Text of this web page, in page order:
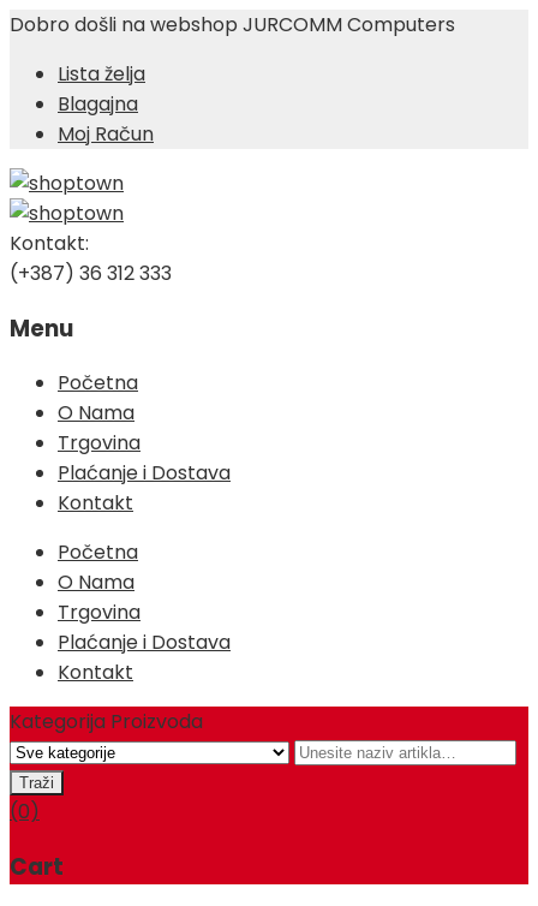
Dobro došli na webshop JURCOMM Computers
Lista želja
Blagajna
Moj Račun
Kontakt:
(+387) 36 312 333
Menu
Skip
content
Početna
O Nama
Trgovina
Plaćanje i Dostava
Kontakt
Početna
O Nama
Trgovina
Plaćanje i Dostava
Kontakt
Kategorija Proizvoda
(0)
Cart